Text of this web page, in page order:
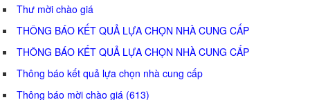
Thư mời chào giá
THÔNG BÁO KẾT QUẢ LỰA CHỌN NHÀ CUNG CẤP
THÔNG BÁO KẾT QUẢ LỰA CHỌN NHÀ CUNG CẤP
Thông báo kết quả lựa chọn nhà cung cấp
Thông báo mời chào giá (613)